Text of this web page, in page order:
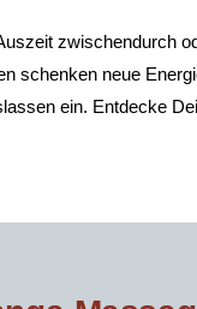
zwischendurch
schenken neue
ein. Entdecke